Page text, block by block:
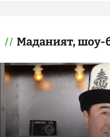
Маданият, шоу-